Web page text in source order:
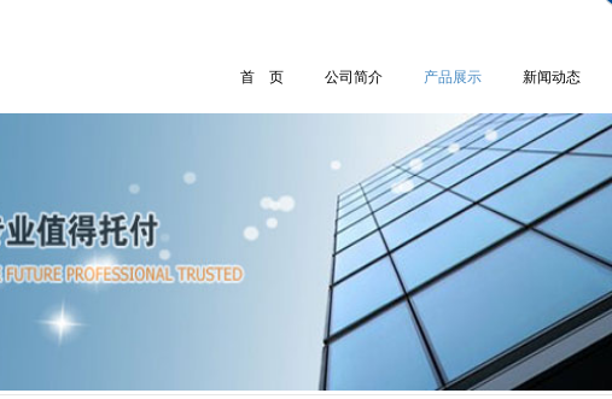
首 页 公司简介 产品展示 新闻动态